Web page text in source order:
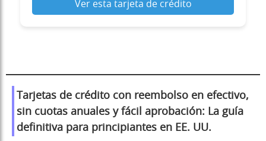
Ver esta tarjeta de crédito
Tarjetas de crédito con reembolso en efectivo,
sin cuotas anuales y fácil aprobación: La guía
definitiva para principiantes en EE. UU.